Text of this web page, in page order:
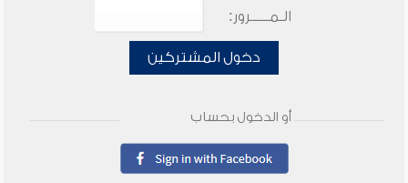
الـمـــــرور:
دخول المشتركين
أو الدخول بحساب